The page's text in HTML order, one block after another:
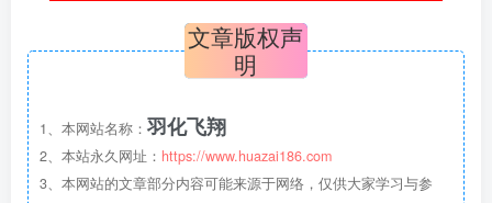
文章版权声
明
1、本网站名称： 羽化飞翔
2、本站永久网址： https://www.huazai186.com
3、本网站的文章部分内容可能来源于网络，仅供大家学习与参